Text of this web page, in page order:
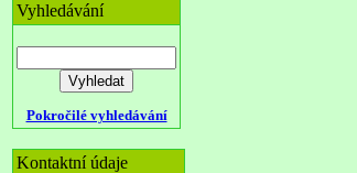
Vyhledávání
Pokročilé vyhledávání
Kontaktní údaje